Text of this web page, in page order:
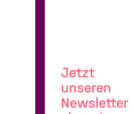
Jetzt
unseren
Newsletter